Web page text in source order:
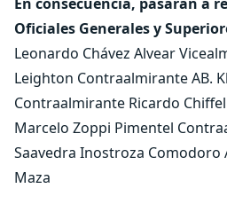
Oficiales Generales y
Leonardo Chávez Alvear
Leighton Contraalmirante AB.
Contraalmirante Ricardo
Marcelo Zoppi Pimentel
Saavedra Inostroza Comodoro
Maza